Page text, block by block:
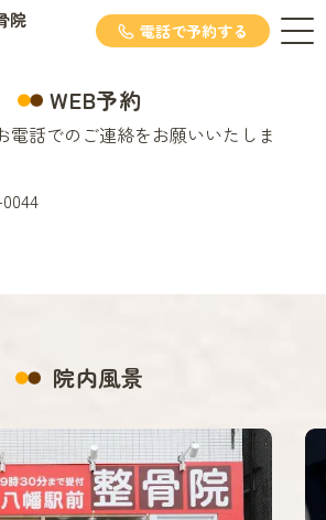
院
電話で予約する
WEB予約
話でのご連絡をお願いいたしま
院内風景